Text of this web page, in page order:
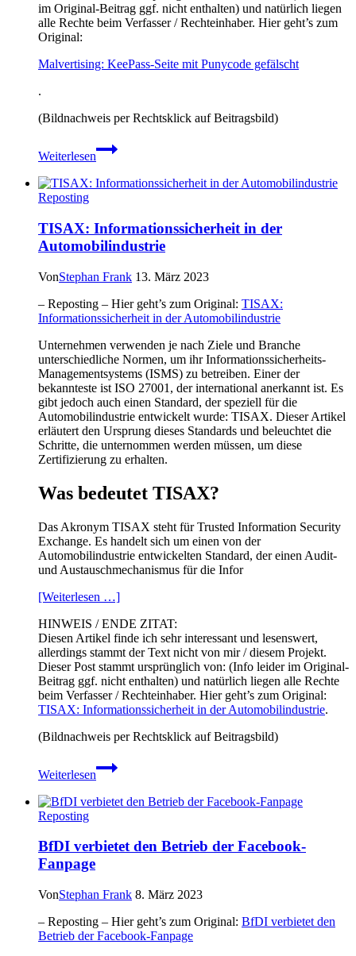
im Original-Beitrag ggf. nicht enthalten) und natürlich liegen
alle Rechte beim Verfasser / Rechteinhaber. Hier geht’s zum
Original:
Malvertising: KeePass-Seite mit Punycode gefälscht
.
(Bildnachweis per Rechtsklick auf Beitragsbild)
Weiterlesen
Malvertising:
KeePass-
mit
Reposting
TISAX: Informationssicherheit in der
Automobilindustrie
VonStephan Frank 13. März 2023
– Reposting – Hier geht’s zum Original: TISAX:
Informationssicherheit in der Automobilindustrie
Unternehmen verwenden je nach Ziele und Branche
unterschiedliche Normen, um ihr Informationssicherheits-
Managementsystems (ISMS) zu betreiben. Einer der
bekannteste ist ISO 27001, der international anerkannt ist. Es
gibt jedoch auch einen Standard, der speziell für die
Automobilindustrie entwickelt wurde: TISAX. Dieser Artikel
erläutert den Ursprung dieses Standards und beleuchtet die
Schritte, die unternommen werden müssen, um diese
Zertifizierung zu erhalten.
Was bedeutet TISAX?
Das Akronym TISAX steht für Trusted Information Security
Exchange. Es handelt sich um einen von der
Automobilindustrie entwickelten Standard, der einen Audit-
und Austauschmechanismus für die Infor
[Weiterlesen …]
HINWEIS / ENDE ZITAT:
Diesen Artikel finde ich sehr interessant und lesenswert,
allerdings stammt der Text nicht von mir / diesem Projekt.
Dieser Post stammt ursprünglich von: (Info leider im Original-
Beitrag ggf. nicht enthalten) und natürlich liegen alle Rechte
beim Verfasser / Rechteinhaber. Hier geht’s zum Original:
TISAX: Informationssicherheit in der Automobilindustrie.
(Bildnachweis per Rechtsklick auf Beitragsbild)
Weiterlesen
TISAX:
Informationssicherheit
der
Reposting
BfDI verbietet den Betrieb der Facebook-
Fanpage
VonStephan Frank 8. März 2023
– Reposting – Hier geht’s zum Original: BfDI verbietet den
Betrieb der Facebook-Fanpage